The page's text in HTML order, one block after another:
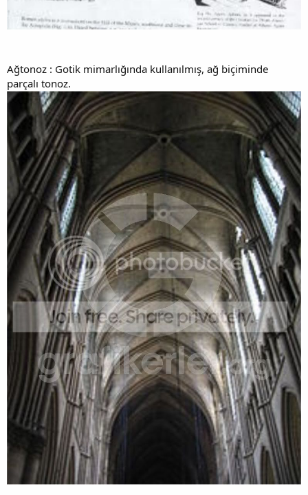
Ağtonoz : Gotik mimarlığında kullanılmış, ağ biçiminde
parçalı tonoz.